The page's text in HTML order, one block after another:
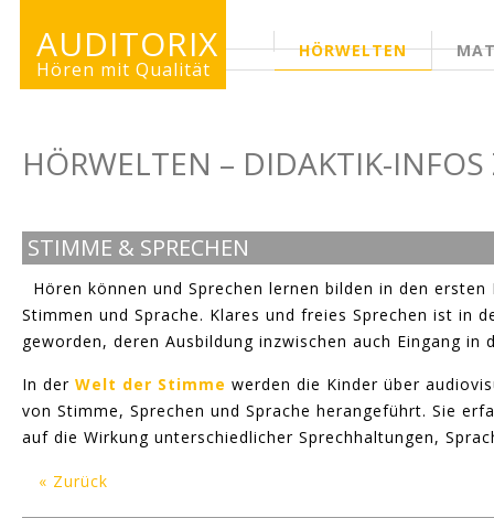
AUDITORIX
Hören mit Qualität ERWACHSENENSEITE
HÖRWELTEN
HÖRWELTEN – DIDAKTIK-
STIMME & SPRECHEN
Hören können und Sprechen lernen bilden in den
Stimmen und Sprache. Klares und freies Sprechen ist in
geworden, deren Ausbildung inzwischen auch Eingang
In der Welt der Stimme werden die Kinder über
von Stimme, Sprechen und Sprache herangeführt. Sie
auf die Wirkung unterschiedlicher Sprechhaltungen,
« Zurück